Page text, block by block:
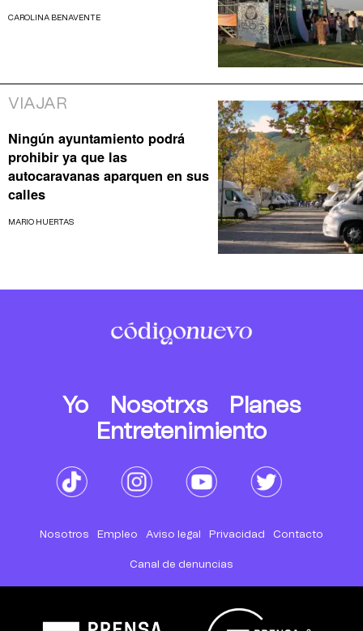
CAROLINA BENAVENTE
VIAJAR
Ningún ayuntamiento podrá
prohibir ya que las
autocaravanas aparquen en sus
calles
MARIO HUERTAS
Yo Nosotrxs
Planes
Entretenimiento
Nosotros Empleo Aviso legal Privacidad Contacto
Canal de denuncias